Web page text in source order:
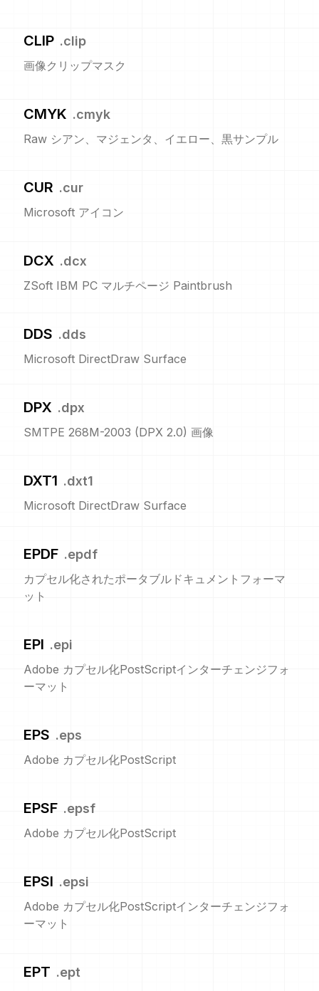
CLIP .clip
画像クリップマスク
CMYK .cmyk
Raw シアン、マジェンタ、イエロー、黒サンプル
CUR .cur
Microsoft アイコン
DCX .dcx
ZSoft IBM PC マルチページ Paintbrush
DDS .dds
Microsoft DirectDraw Surface
DPX .dpx
SMTPE 268M-2003 (DPX 2.0) 画像
DXT1 .dxt1
Microsoft DirectDraw Surface
EPDF .epdf
カプセル化されたポータブルドキュメントフォーマ
ット
EPI .epi
Adobe カプセル化PostScriptインターチェンジフォ
ーマット
EPS .eps
Adobe カプセル化PostScript
EPSF .epsf
Adobe カプセル化PostScript
EPSI .epsi
Adobe カプセル化PostScriptインターチェンジフォ
ーマット
EPT .ept